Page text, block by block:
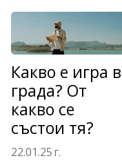
Какво е игра в
града? От
какво се
състои тя?
22.01.25 г.